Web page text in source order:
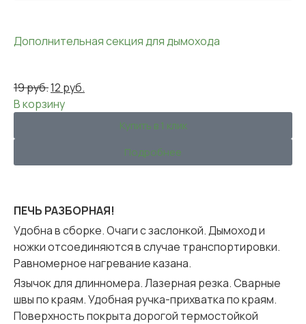
Дополнительная секция для дымохода
19руб.12 руб.
В корзину
Купить в 1 клик
Подробнее
ПЕЧЬ РАЗБОРНАЯ!
Удобна в сборке. Очаги с заслонкой. Дымоход и
ножки отсоединяются в случае транспортировки.
Равномерное нагревание казана.
Язычок для длинномера. Лазерная резка. Сварные
швы по краям. Удобная ручка-прихватка по краям.
Поверхность покрыта дорогой термостойкой